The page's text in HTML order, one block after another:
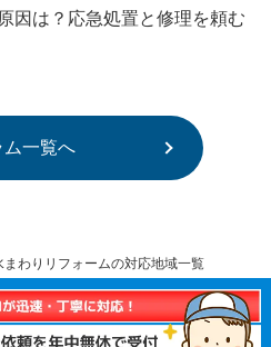
因は？応急処置と修理を頼む
ム一覧へ
まわりリフォームの対応地域一覧